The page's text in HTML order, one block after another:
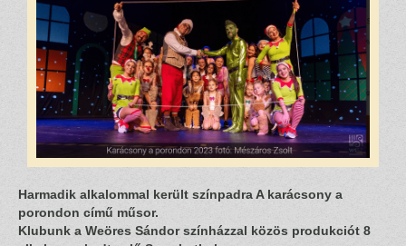
Harmadik alkalommal került színpadra A karácsony a
porondon című műsor.
Klubunk a Weöres Sándor színházzal közös produkciót 8